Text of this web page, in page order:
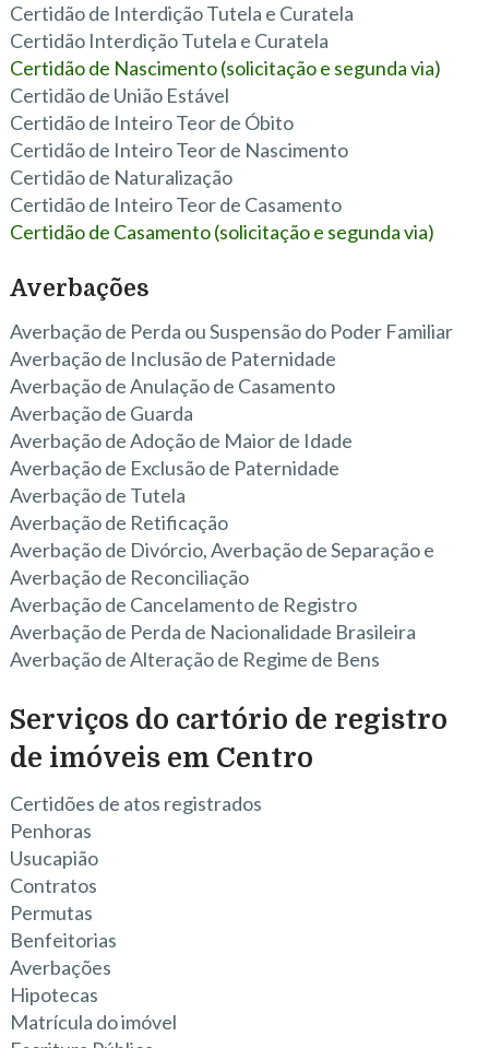
Certidão de Interdição Tutela e Curatela
Certidão Interdição Tutela e Curatela
Certidão de Nascimento (solicitação e segunda via)
Certidão de União Estável
Certidão de Inteiro Teor de Óbito
Certidão de Inteiro Teor de Nascimento
Certidão de Naturalização
Certidão de Inteiro Teor de Casamento
Certidão de Casamento (solicitação e segunda via)
Averbações
Averbação de Perda ou Suspensão do Poder Familiar
Averbação de Inclusão de Paternidade
Averbação de Anulação de Casamento
Averbação de Guarda
Averbação de Adoção de Maior de Idade
Averbação de Exclusão de Paternidade
Averbação de Tutela
Averbação de Retificação
Averbação de Divórcio, Averbação de Separação e
Averbação de Reconciliação
Averbação de Cancelamento de Registro
Averbação de Perda de Nacionalidade Brasileira
Averbação de Alteração de Regime de Bens
Serviços do cartório de registro
de imóveis em Centro
Certidões de atos registrados
Penhoras
Usucapião
Contratos
Permutas
Benfeitorias
Averbações
Hipotecas
Matrícula do imóvel